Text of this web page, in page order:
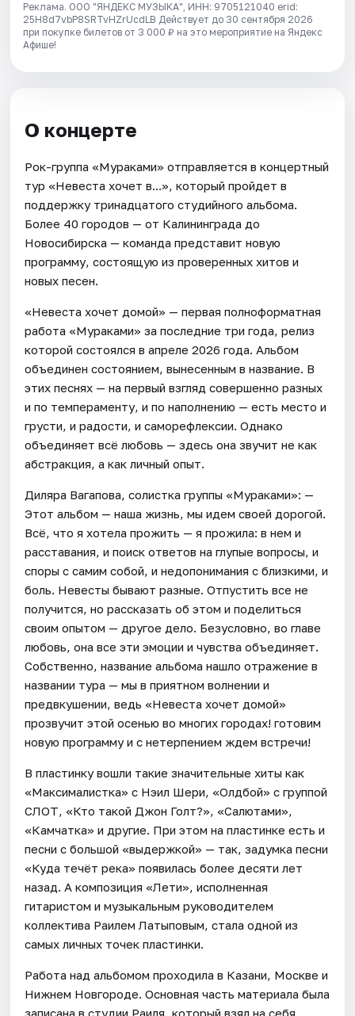
Реклама. ООО "ЯНДЕКС МУЗЫКА", ИНН: 9705121040 erid:
25H8d7vbP8SRTvHZrUcdLB Действует до 30 сентября 2026
при покупке билетов от 3 000 ₽ на это мероприятие на Яндекс
Афише!
О концерте
Рок-группа «Мураками» отправляется в концертный
тур «Невеста хочет в...», который пройдет в
поддержку тринадцатого студийного альбома.
Более 40 городов — от Калининграда до
Новосибирска — команда представит новую
программу, состоящую из проверенных хитов и
новых песен.
«Невеста хочет домой» — первая полноформатная
работа «Мураками» за последние три года, релиз
которой состоялся в апреле 2026 года. Альбом
объединен состоянием, вынесенным в название. В
этих песнях — на первый взгляд совершенно разных
и по темпераменту, и по наполнению — есть место и
грусти, и радости, и саморефлексии. Однако
объединяет всё любовь — здесь она звучит не как
абстракция, а как личный опыт.
Диляра Вагапова, солистка группы «Мураками»: —
Этот альбом — наша жизнь, мы идем своей дорогой.
Всё, что я хотела прожить — я прожила: в нем и
расставания, и поиск ответов на глупые вопросы, и
споры с самим собой, и недопонимания с близкими, и
боль. Невесты бывают разные. Отпустить все не
получится, но рассказать об этом и поделиться
своим опытом — другое дело. Безусловно, во главе
любовь, она все эти эмоции и чувства объединяет.
Собственно, название альбома нашло отражение в
названии тура — мы в приятном волнении и
предвкушении, ведь «Невеста хочет домой»
прозвучит этой осенью во многих городах! готовим
новую программу и с нетерпением ждем встречи!
В пластинку вошли такие значительные хиты как
«Максималистка» с Нэил Шери, «Олдбой» с группой
СЛОТ, «Кто такой Джон Голт?», «Салютами»,
«Камчатка» и другие. При этом на пластинке есть и
песни с большой «выдержкой» — так, задумка песни
«Куда течёт река» появилась более десяти лет
назад. А композиция «Лети», исполненная
гитаристом и музыкальным руководителем
коллектива Раилем Латыповым, стала одной из
самых личных точек пластинки.
Работа над альбомом проходила в Казани, Москве и
Нижнем Новгороде. Основная часть материала была
записана в студии Раиля, который взял на себя